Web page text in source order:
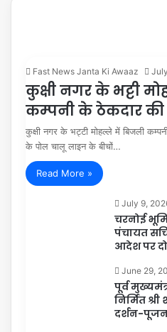
Fast News Janta Ki Awaaz
कुक्षी नगर के भट्टी
कम्पनी के ठेकदार की
कुक्षी नगर के भट्टी मोहल्ले में बिजली
के पोल चालू लाइन के बीचों…
Read More »
July 9,
चरनोई
पंचायत
आदेश पर
June 29,
पूर्व
निर्मित
दर्शन-